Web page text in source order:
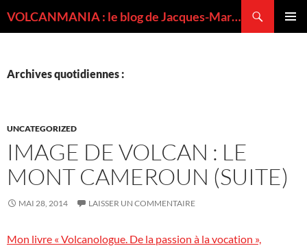
VOLCANMANIA : le blog de Jacques-Marie BARDINTZEFF, volcanologue
Archives quotidiennes :
UNCATEGORIZED
IMAGE DE VOLCAN : LE
MONT CAMEROUN (SUITE)
MAI 28, 2014 LAISSER UN COMMENTAIRE
Mon livre « Volcanologue. De la passion à la vocation »,